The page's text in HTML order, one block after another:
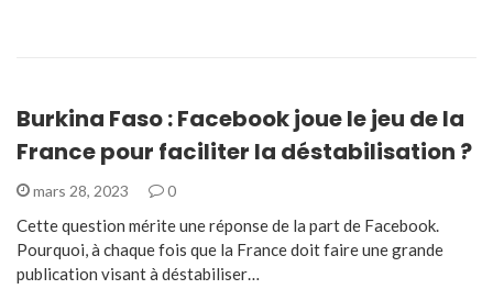
Burkina Faso : Facebook joue le jeu de la
France pour faciliter la déstabilisation ?
mars 28, 2023 0
Cette question mérite une réponse de la part de Facebook.
Pourquoi, à chaque fois que la France doit faire une grande
publication visant à déstabiliser…